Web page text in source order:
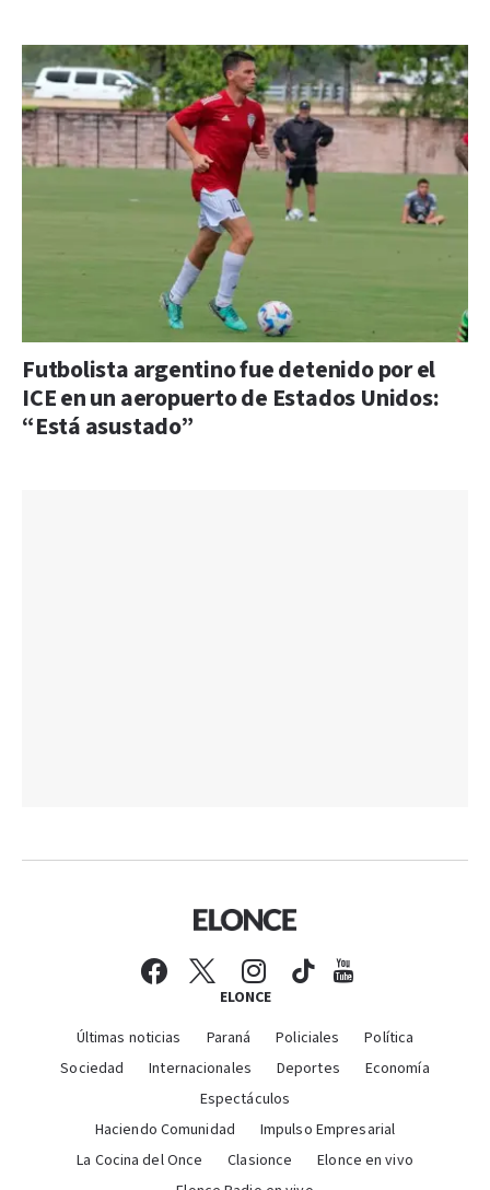
Futbolista argentino fue detenido por el
ICE en un aeropuerto de Estados Unidos:
“Está asustado”
ELONCE
Últimas noticias Paraná Policiales
Política
Sociedad
Internacionales Deportes
Economía
Espectáculos
Haciendo Comunidad
Impulso Empresarial
La Cocina del Once
Clasionce
Elonce en vivo